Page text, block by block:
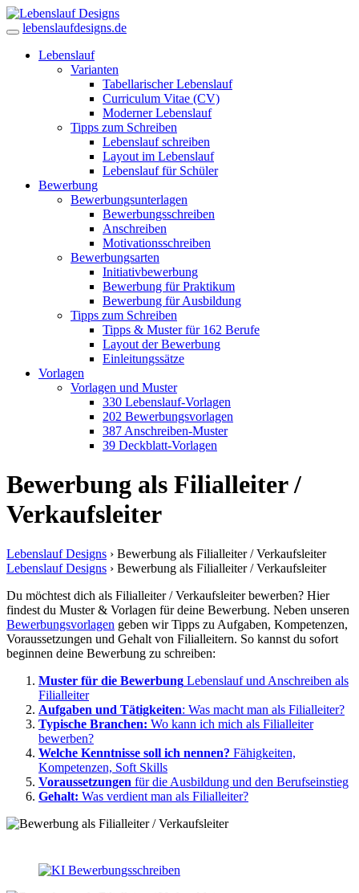
lebenslaufdesigns.de
Lebenslauf
Varianten
Tabellarischer Lebenslauf
Curriculum Vitae (CV)
Moderner Lebenslauf
Tipps zum Schreiben
Lebenslauf schreiben
Layout im Lebenslauf
Lebenslauf für Schüler
Bewerbung
Bewerbungsunterlagen
Bewerbungsschreiben
Anschreiben
Motivationsschreiben
Bewerbungsarten
Initiativbewerbung
Bewerbung für Praktikum
Bewerbung für Ausbildung
Tipps zum Schreiben
Tipps & Muster für 162 Berufe
Layout der Bewerbung
Einleitungssätze
Vorlagen
Vorlagen und Muster
330 Lebenslauf-Vorlagen
202 Bewerbungsvorlagen
387 Anschreiben-Muster
39 Deckblatt-Vorlagen
Bewerbung als Filialleiter /
Verkaufsleiter
Lebenslauf Designs › Bewerbung als Filialleiter / Verkaufsleiter
Lebenslauf Designs › Bewerbung als Filialleiter / Verkaufsleiter
Du möchtest dich als Filialleiter / Verkaufsleiter bewerben? Hier
findest du Muster & Vorlagen für deine Bewerbung. Neben unseren
Bewerbungsvorlagen geben wir Tipps zu Aufgaben, Kompetenzen,
Voraussetzungen und Gehalt von Filialleitern. So kannst du sofort
beginnen deine Bewerbung zu schreiben:
Muster für die Bewerbung Lebenslauf und Anschreiben als
Filialleiter
Aufgaben und Tätigkeiten: Was macht man als Filialleiter?
Typische Branchen: Wo kann ich mich als Filialleiter
bewerben?
Welche Kenntnisse soll ich nennen? Fähigkeiten,
Kompetenzen, Soft Skills
Voraussetzungen für die Ausbildung und den Berufseinstieg
Gehalt: Was verdient man als Filialleiter?